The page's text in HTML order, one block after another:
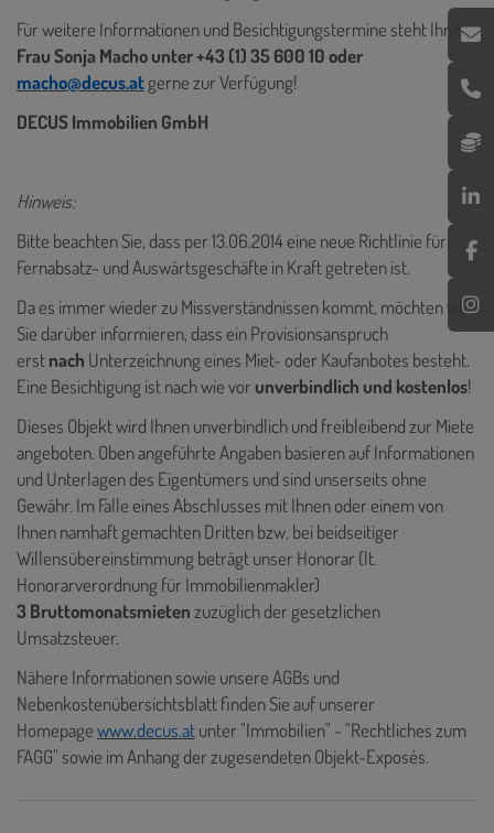
Für weitere Informationen und Besichtigungstermine steht Ihnen
Frau Sonja Macho unter +43 (1) 35 600 10 oder
macho@decus.atgerne zur Verfügung!
DECUS Immobilien GmbH
Hinweis:
Bitte beachten Sie, dass per 13.06.2014 eine neue Richtlinie für
Fernabsatz- und Auswärtsgeschäfte in Kraft getreten ist.
Da es immer wieder zu Missverständnissen kommt, möchten wir
Sie darüber informieren, dass ein Provisionsanspruch
erstnach Unterzeichnung eines Miet- oder Kaufanbotes besteht.
Eine Besichtigung ist nach wie vorunverbindlich und kostenlos!
Dieses Objekt wird Ihnen unverbindlich und freibleibend zur Miete
angeboten. Oben angeführte Angaben basieren auf Informationen
und Unterlagen des Eigentümers und sind unserseits ohne
Gewähr. Im Falle eines Abschlusses mit Ihnen oder einem von
Ihnen namhaft gemachten Dritten bzw. bei beidseitiger
Willensübereinstimmung beträgt unser Honorar (lt.
Honorarverordnung für Immobilienmakler)
3 Bruttomonatsmietenzuzüglich der gesetzlichen
Umsatzsteuer.
Nähere Informationen sowie unsere AGBs und
Nebenkostenübersichtsblatt finden Sie auf unserer
Homepagewww.decus.atunter "Immobilien" - "Rechtliches zum
FAGG" sowie im Anhang der zugesendeten Objekt-Exposés.